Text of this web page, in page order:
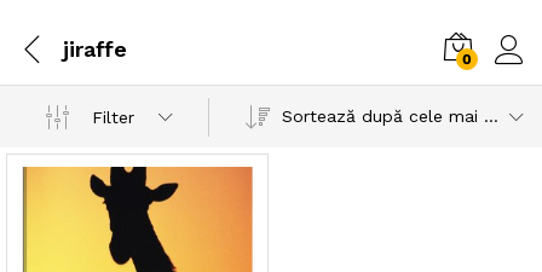
jiraffe 0
Filter Sortează după cele mai recente